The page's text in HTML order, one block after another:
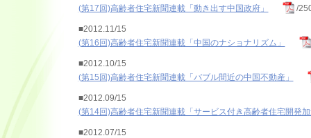
(第17回)高齢者住宅新聞連載「動き出す中国政府」
/
■2012.11/15
(第16回)高齢者住宅新聞連載「中国のナショナリズム」
■2012.10/15
(第15回)高齢者住宅新聞連載「バブル間近の中国不動産」
■2012.09/15
(第14回)高齢者住宅新聞連載「サービス付き高齢者住宅開発
■2012.07/15